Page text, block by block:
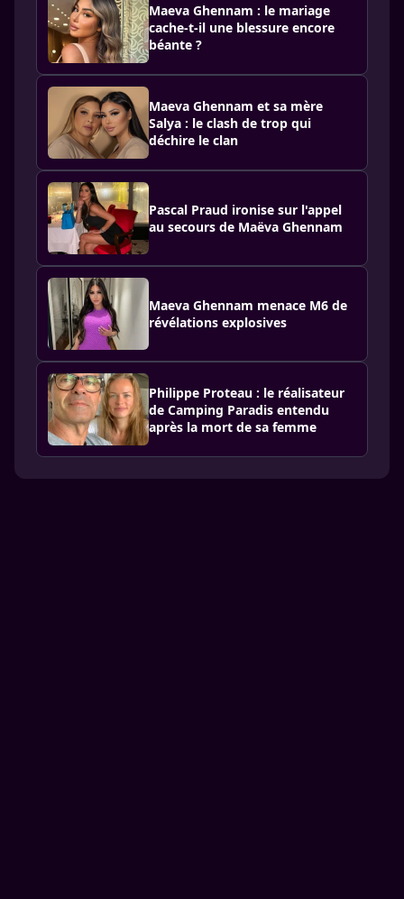
Maeva Ghennam : le mariage
cache-t-il une blessure encore
béante ?
Maeva Ghennam et sa mère
Salya : le clash de trop qui
déchire le clan
Pascal Praud ironise sur l'appel
au secours de Maëva Ghennam
Maeva Ghennam menace M6 de
révélations explosives
Philippe Proteau : le réalisateur
de Camping Paradis entendu
après la mort de sa femme